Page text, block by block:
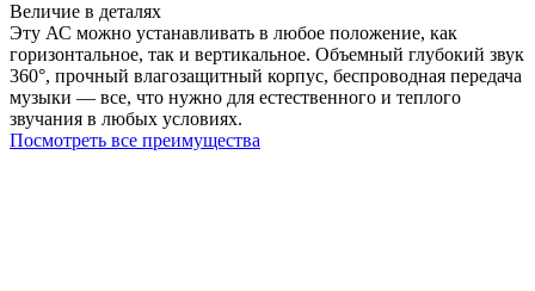
Величие в деталях
Эту АС можно устанавливать в любое положение, как
горизонтальное, так и вертикальное. Объемный глубокий звук
360°, прочный влагозащитный корпус, беспроводная передача
музыки — все, что нужно для естественного и теплого
звучания в любых условиях.
Посмотреть все преимущества